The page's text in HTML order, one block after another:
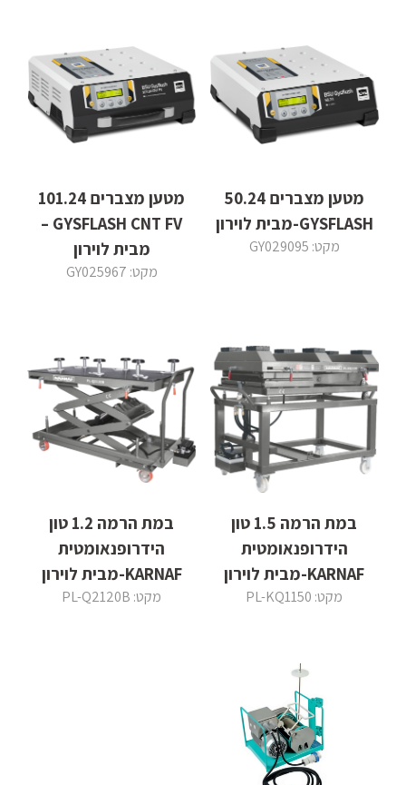
מטען מצברים 50.24
GYSFLASH-מבית לוירון
מקט: GY029095
מטען מצברים 101.24
GYSFLASH CNT FV –
מבית לוירון
מקט: GY025967
במת הרמה 1.5 טון
הידרופנאומטית
KARNAF-מבית לוירון
מקט: PL-KQ1150
במת הרמה 1.2 טון
הידרופנאומטית
KARNAF-מבית לוירון
מקט: PL-Q2120B